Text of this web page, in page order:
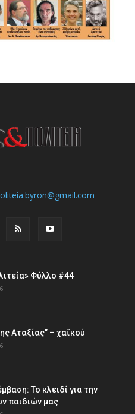
Φύλλο #44
Αταξίας” – χαϊκού
Το κλειδί για την
παιδιών µας